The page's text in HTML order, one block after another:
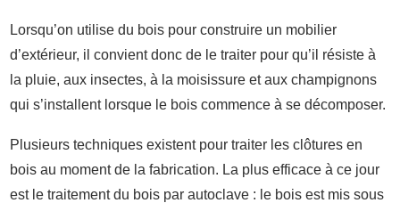
Lorsqu’on utilise du bois pour construire un mobilier
d’extérieur, il convient donc de le traiter pour qu’il résiste à
la pluie, aux insectes, à la moisissure et aux champignons
qui s’installent lorsque le bois commence à se décomposer.
Plusieurs techniques existent pour traiter les clôtures en
bois au moment de la fabrication. La plus efficace à ce jour
est le traitement du bois par autoclave : le bois est mis sous